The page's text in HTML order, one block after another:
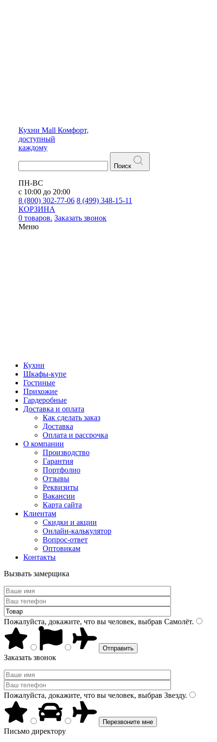
Кухни Mall Комфорт,
доступный
каждому
Поиск
ПН-ВС
с 10:00 до 20:00
8 (800) 302-77-06 8 (499) 348-15-11
КОРЗИНА
0 товаров. Заказать звонок
Меню
Кухни
Шкафы-купе
Гостиные
Прихожие
Гардеробные
Доставка и оплата
Как сделать заказ
Доставка
Оплата и рассрочка
О компании
Производство
Гарантия
Портфолио
Отзывы
Реквизиты
Вакансии
Карта сайта
Клиентам
Скидки и акции
Онлайн-калькулятор
Вопрос-ответ
Оптовикам
Контакты
Вызвать замерщика
Пожалуйста, докажите, что вы человек, выбрав Самолёт.
Заказать звонок
Пожалуйста, докажите, что вы человек, выбрав Звезду.
Письмо директору